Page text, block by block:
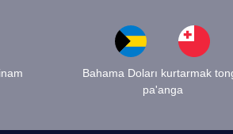
Bahama Doları kurtarmak
pa'anga